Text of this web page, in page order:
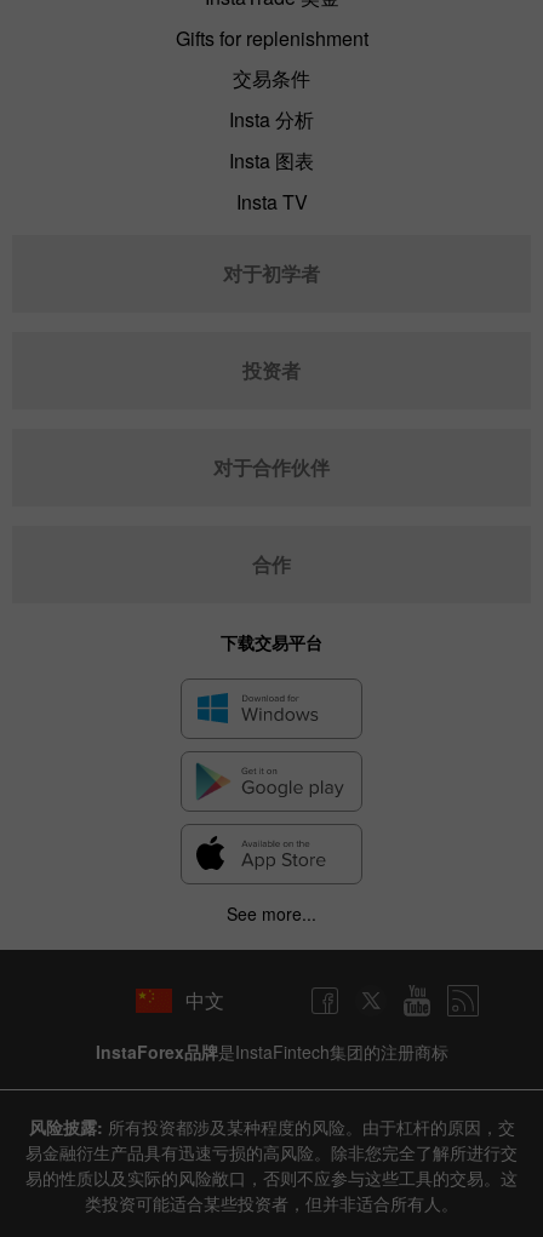
Gifts for replenishment
交易条件
Insta 分析
Insta 图表
Insta TV
对于初学者
投资者
对于合作伙伴
合作
下载交易平台
See more...
中文
InstaForex品牌是InstaFintech集团的注册商标
风险披露: 所有投资都涉及某种程度的风险。由于杠杆的原因，交
易金融衍生产品具有迅速亏损的高风险。除非您完全了解所进行交
易的性质以及实际的风险敞口，否则不应参与这些工具的交易。这
类投资可能适合某些投资者，但并非适合所有人。